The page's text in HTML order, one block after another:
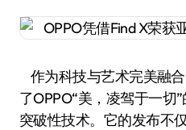
作为科技与艺术完美融
了OPPO“美，凌驾于一切
突破性技术。它的发布不